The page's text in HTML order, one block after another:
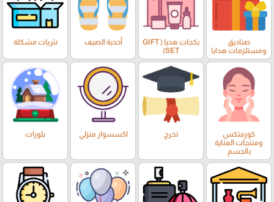
صناديق
ومستلزمات هدايا
بكجات هديا ( GIFT
SET)
أحذية الصيف نثريات مشكلة
كوزمتكس
ومنتجات العناية
بالجسم
تخرج اكسسوار منزلي بلورات